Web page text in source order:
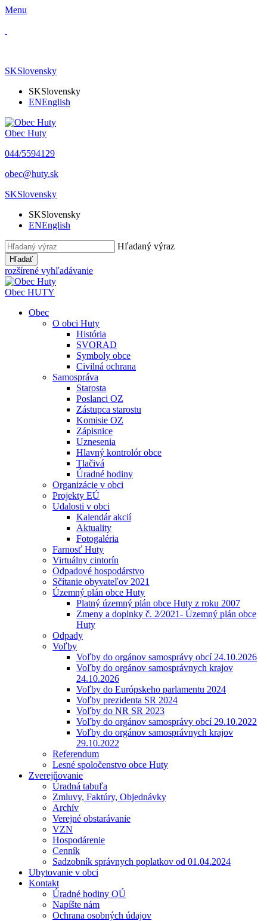
Menu
SKSlovensky
SKSlovensky
ENEnglish
Obec Huty
​044/5594129
​obec@huty.sk
SKSlovensky
SKSlovensky
ENEnglish
Hľadaný výraz
Hľadať
rozšírené vyhľadávanie
Obec HUTY
Obec
O obci Huty
História
SVORAD
Symboly obce
Civilná ochrana
Samospráva
Starosta
Poslanci OZ
Zástupca starostu
Komisie OZ
Zápisnice
Uznesenia
Hlavný kontrolór obce
Tlačivá
Úradné hodiny
Organizácie v obci
Projekty EÚ
Udalosti v obci
Kalendár akcií
Aktuality
Fotogaléria
Farnosť Huty
Virtuálny cintorín
Odpadové hospodárstvo
Sčítanie obyvateľov 2021
Územný plán obce Huty
Platný územný plán obce Huty z roku 2007
Zmeny a doplnky č. 2⁄2021- Územný plán obce
Huty
Odpady
Voľby
Voľby do orgánov samosprávy obcí 24.10.2026
Voľby do orgánov samosprávnych krajov
24.10.2026
Voľby do Európskeho parlamentu 2024
Voľby prezidenta SR 2024
Voľby do NR SR 2023
Voľby do orgánov samosprávy obcí 29.10.2022
Voľby do orgánov samosprávnych krajov
29.10.2022
Referendum
Lesné spoločenstvo obce Huty
Zverejňovanie
Úradná tabuľa
Zmluvy, Faktúry, Objednávky
Archív
Verejné obstarávanie
VZN
Hospodárenie
Cenník
Sadzobník správnych poplatkov od 01.04.2024
Ubytovanie v obci
Kontakt
Úradné hodiny OÚ
Napíšte nám
Ochrana osobných údajov